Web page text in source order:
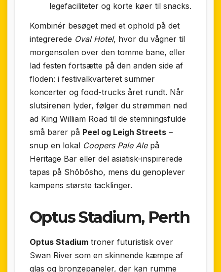
legefaciliteter og korte køer til snacks.
Kombinér besøget med et ophold på det
integrerede Oval Hotel, hvor du vågner til
morgensolen over den tomme bane, eller
lad festen fortsætte på den anden side af
floden: i festival­kvarteret summer
koncerter og food-trucks året rundt. Når
slut­sirenen lyder, følger du strømmen ned
ad King William Road til de stemningsfulde
små barer på Peel og Leigh Streets –
snup en lokal Coopers Pale Alepå
Heritage Bar eller del asiatisk-inspirerede
tapas på Shōbōsho, mens du genoplever
kampens største tacklinger.
Optus Stadium, Perth
Optus Stadium troner futuristisk over
Swan River som en skinnende kæmpe af
glas og bronzepaneler, der kan rumme